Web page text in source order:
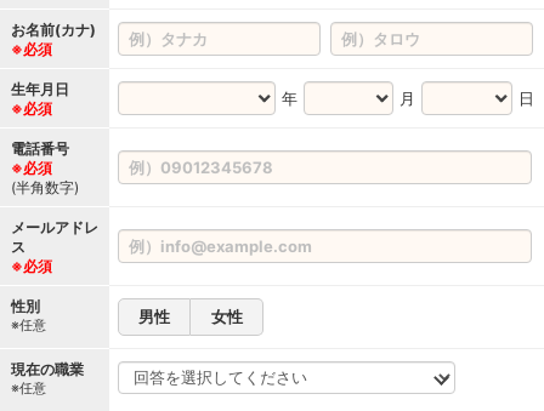
お名前(カナ)
※必須
生年月日
※必須
年 月 日
電話番号
※必須
(半角数字)
メールアドレ
ス
※必須
性別
※任意 男性 女性
現在の職業
※任意